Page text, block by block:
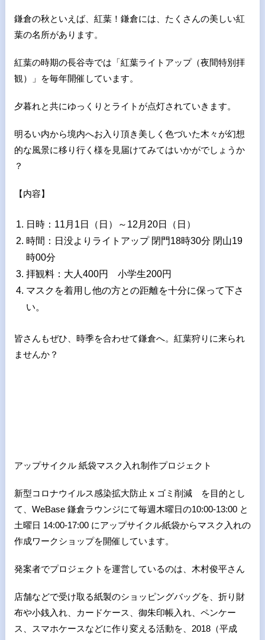
鎌倉の秋といえば、紅葉！鎌倉には、たくさんの美しい紅
葉の名所があります。
紅葉の時期の長谷寺では「紅葉ライトアップ（夜間特別拝
観）」を毎年開催しています。
夕暮れと共にゆっくりとライトが点灯されていきます。
明るい内から境内へお入り頂き美しく色づいた木々が幻想
的な風景に移り行く様を見届けてみてはいかがでしょうか
？
【内容】
日時：11月1日（日）～12月20日（日）
時間：日没よりライトアップ 閉門18時30分 閉山19
時00分
拝観料：大人400円 小学生200円
マスクを着用し他の方との距離を十分に保って下さ
い。
皆さんもぜひ、時季を合わせて鎌倉へ。紅葉狩りに来られ
ませんか？
アップサイクル 紙袋マスク入れ制作プロジェクト
新型コロナウイルス感染拡大防止 x ゴミ削減 を目的とし
て、WeBase 鎌倉ラウンジにて毎週木曜日の10:00-13:00 と
土曜日 14:00-17:00 にアップサイクル紙袋からマスク入れの
作成ワークショップを開催しています。
発案者でプロジェクトを運営しているのは、木村俊平さん
店舗などで受け取る紙製のショッピングバッグを、折り財
布や小銭入れ、カードケース、御朱印帳入れ、ペンケー
ス、スマホケースなどに作り変える活動を、2018（平成